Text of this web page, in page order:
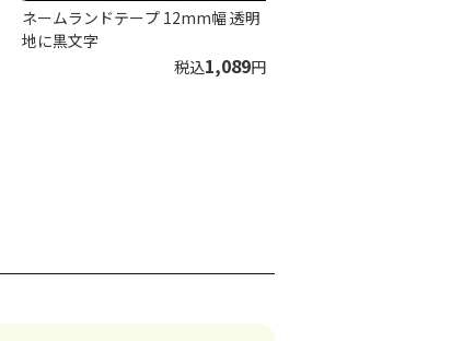
ネームランドテープ 12mm幅 透明
地に黒文字
税込1,089円